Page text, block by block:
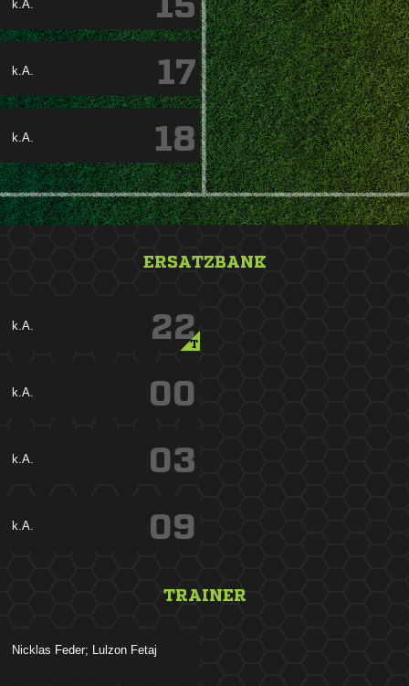
k.A.
k.A. 17
k.A. 18
ERSATZBANK
k.A. 22
T
k.A. 00
k.A. 03
k.A. 09
TRAINER
   